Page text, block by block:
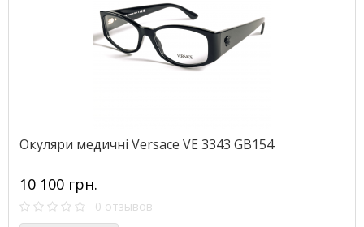
Окуляри медичні Versace VE 3343 GB154
10 100 грн.
0 отзывов